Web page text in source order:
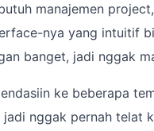
manajemen
nya yang intuitif
banget, jadi nggak
ke beberapa
nggak pernah telat